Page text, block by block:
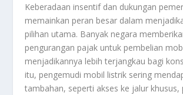
Keberadaan insentif dan dukungan
memainkan peran besar dalam
pilihan utama. Banyak negara
pengurangan pajak untuk pembelian
menjadikannya lebih terjangkau bagi
itu, pengemudi mobil listrik sering
tambahan, seperti akses ke jalur khusus,